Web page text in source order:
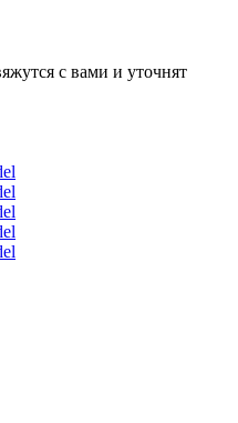
с вами и уточнят